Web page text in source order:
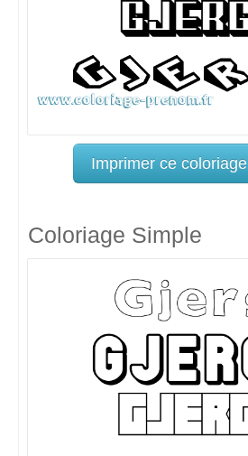
Imprimer ce coloriage
Coloriage Simple